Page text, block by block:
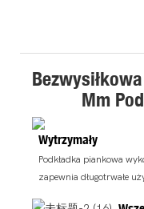
Mm
Wytrzymały
Podkładka piankowa
zapewnia długotrwałe